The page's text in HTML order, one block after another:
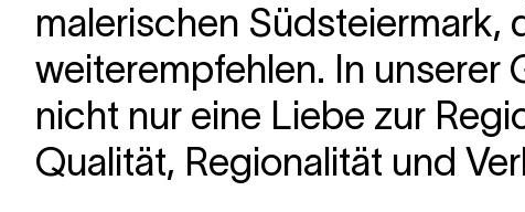
malerischen
weiterempfehlen. In unserer
nicht nur eine Liebe zur
Qualität, Regionalität und